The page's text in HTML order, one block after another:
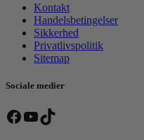
Kontakt
Handelsbetingelser
Sikkerhed
Privatlivspolitik
Sitemap
Sociale medier
Facebook
YouTube
TikTok